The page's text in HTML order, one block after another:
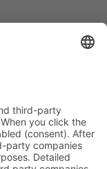
CONDITIONS